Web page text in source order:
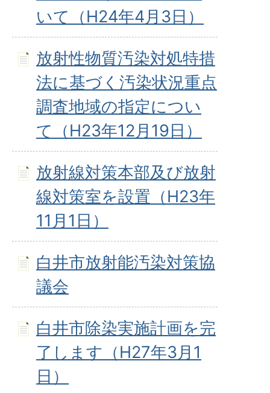
いて（H24年4月3日）
放射性物質汚染対処特措
法に基づく汚染状況重点
調査地域の指定につい
て（H23年12月19日）
放射線対策本部及び放射
線対策室を設置（H23年
11月1日）
白井市放射能汚染対策協
議会
白井市除染実施計画を完
了します（H27年3月1
日）